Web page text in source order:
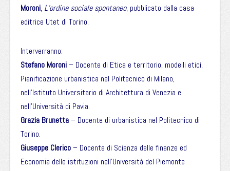
Moroni, L’ordine sociale spontaneo, pubblicato dalla casa
editrice Utet di Torino.
Interverranno:
Stefano Moroni– Docente di Etica e territorio, modelli etici,
Pianificazione urbanistica nel Politecnico di Milano,
nell’Istituto Universitario di Architettura di Venezia e
nell’Università di Pavia.
Grazia Brunetta– Docente di urbanistica nel Politecnico di
Torino.
Giuseppe Clerico– Docente di Scienza delle finanze ed
Economia delle istituzioni nell’Università del Piemonte